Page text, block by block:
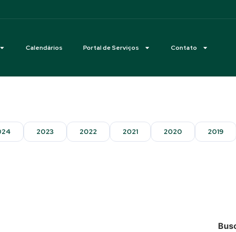
Calendários Portal de Serviços Contato
2023 2022 2021 2020 2019